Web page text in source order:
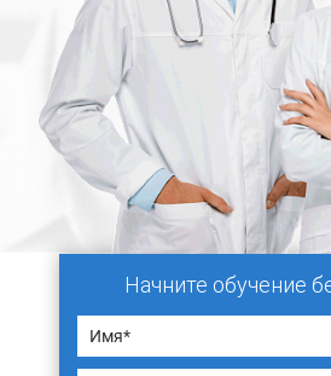
Начните обучение